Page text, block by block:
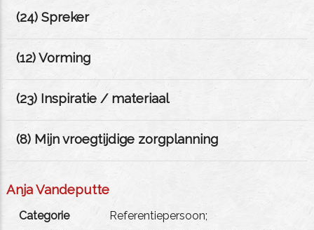
(24) Spreker
(12) Vorming
(23) Inspiratie / materiaal
(8) Mijn vroegtijdige zorgplanning
Anja Vandeputte
Categorie
Referentiepersoon;